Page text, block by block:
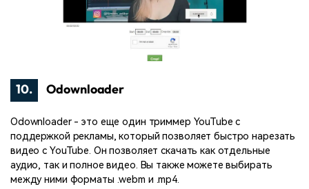
10. Odownloader
Odownloader - это еще один триммер YouTube с
поддержкой рекламы, который позволяет быстро нарезать
видео с YouTube. Он позволяет скачать как отдельные
аудио, так и полное видео. Вы также можете выбирать
между ними форматы .webm и .mp4.